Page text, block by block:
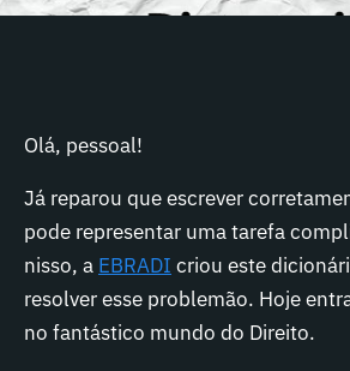
Olá, pessoal!
Já reparou que escrever
pode representar uma tarefa
nisso, a EBRADI criou este
resolver esse problemão. Hoje
no fantástico mundo do Direito.